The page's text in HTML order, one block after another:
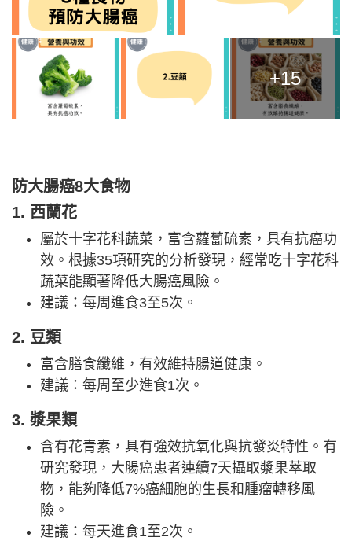
+15
防大腸癌8大食物
1. 西蘭花
屬於十字花科蔬菜，富含蘿蔔硫素，具有抗癌功
效。根據35項研究的分析發現，經常吃十字花科
蔬菜能顯著降低大腸癌風險。
建議：每周進食3至5次。
2. 豆類
富含膳食纖維，有效維持腸道健康。
建議：每周至少進食1次。
3. 漿果類
含有花青素，具有強效抗氧化與抗發炎特性。有
研究發現，大腸癌患者連續7天攝取漿果萃取
物，能夠降低7%癌細胞的生長和腫瘤轉移風
險。
建議：每天進食1至2次。